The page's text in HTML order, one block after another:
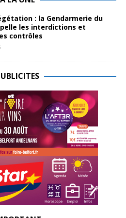
: la Gendarmerie du
les interdictions et
contrôles